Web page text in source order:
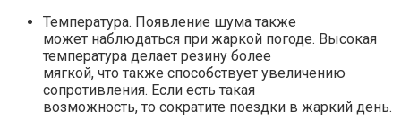
Температура. Появление шума также
может наблюдаться при жаркой погоде. Высокая
температура делает резину более
мягкой, что также способствует увеличению
сопротивления. Если есть такая
возможность, то сократите поездки в жаркий день.